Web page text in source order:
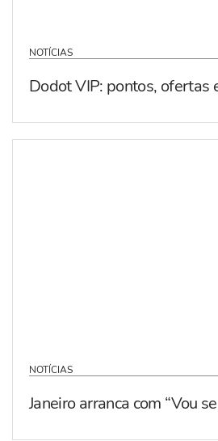
NOTÍCIAS
Dodot VIP: pontos, ofertas
NOTÍCIAS
Janeiro arranca com “Vou